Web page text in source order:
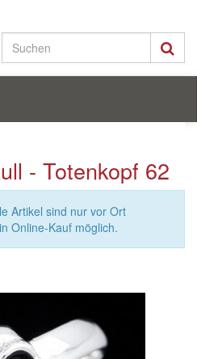
- Totenkopf 62
Artikel sind nur vor Ort
Online-Kauf möglich.